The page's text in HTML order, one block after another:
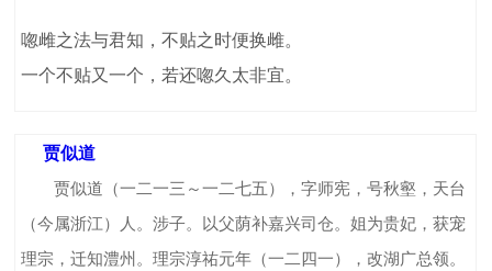
唿雌之法与君知，不贴之时便换雌。
一个不贴又一个，若还唿久太非宜。
贾似道
贾似道（一二一三～一二七五），字师宪，号秋壑，天台
（今属浙江）人。涉子。以父荫补嘉兴司仓。姐为贵妃，获宠
理宗，迁知澧州。理宗淳祐元年（一二四一），改湖广总领。